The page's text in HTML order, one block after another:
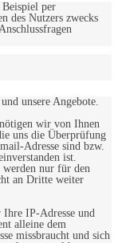
per
des Nutzers zwecks
unsere Angebote.
wir von Ihnen
uns die Überprüfung
Adresse sind bzw.
ist.
werden nur für den
an Dritte weiter
IP-Adresse und
alleine dem
missbraucht und sich